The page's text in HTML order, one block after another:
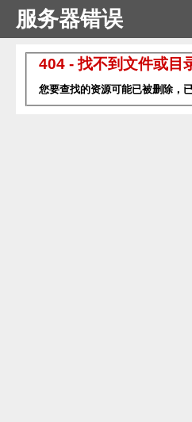
服务器错误
404 - 找不到文件或目
您要查找的资源可能已被删除，